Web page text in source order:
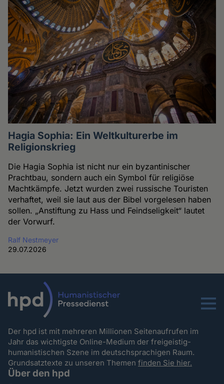
Hagia Sophia: Ein Weltkulturerbe im
Religionskrieg
Die Hagia Sophia ist nicht nur ein byzantinischer
Prachtbau, sondern auch ein Symbol für religiöse
Machtkämpfe. Jetzt wurden zwei russische Touristen
verhaftet, weil sie laut aus der Bibel vorgelesen haben
sollen. „Anstiftung zu Hass und Feindseligkeit“ lautet
der Vorwurf.
Ralf Nestmeyer
29.07.2026
Menu
Der hpd ist mit mehreren Millionen Seitenaufrufen im
Jahr das wichtigste Online-Medium der freigeistig-
humanistischen Szene im deutschsprachigen Raum.
Grundsatztexte zu unseren Themenfinden Sie hier.
Über den hpd